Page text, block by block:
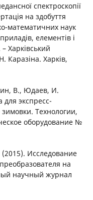
спектроскопії
на здобуття
математичних наук
елементів і
Харківський
Каразіна. Харків,
В., Юдаев, И.
для экспресс-
Технологии,
оборудование №
Исследование
на
научный журнал